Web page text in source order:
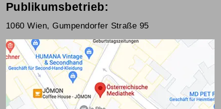
Publikumsbetrieb:
1060 Wien, Gumpendorfer Straße 95